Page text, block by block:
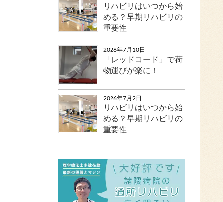
リハビリはいつから始
める？早期リハビリの
重要性
2026年7月10日
「レッドコード」で荷
物運びが楽に！
2026年7月2日
リハビリはいつから始
める？早期リハビリの
重要性